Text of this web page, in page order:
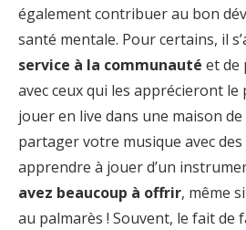
également contribuer au bon
santé mentale. Pour certains, il
service à la communauté et de
avec ceux qui les apprécieront le
jouer en live dans une maison
partager votre musique avec
apprendre à jouer d’un
avez beaucoup à offrir, même
au palmarès ! Souvent, le fait de